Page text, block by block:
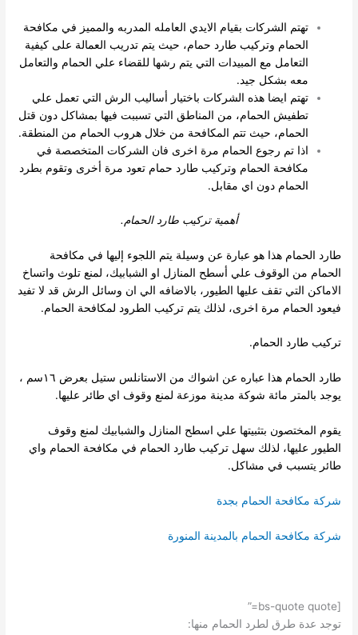
تهتم الشركات بقيام الايدي العامله المدربه والمميز في مكافحة
الحمام وتركيب طارد حمام، حيث يتم تدريب العمالة على كيفية
التعامل مع المبيدات التي يتم رشها للقضاء علي الحمام والتعامل
معه بشكل جيد.
تهتم ايضا هذه الشركات باختيار أساليب الرش التي تعمل علي
تطفيش الحمام، من المناطق التي تسببت فيها بمشاكل دون قتل
الحمام، حيث تتم المكافحة من خلال هروب الحمام من المنطقة.
اذا تم رجوع الحمام مرة اخرى فان الشركات المتخصصة في
مكافحة الحمام وتركيب طارد حمام تعود مرة أخرى وتقوم بطرد
الحمام دون اي مقابل.
أهمية تركيب طارد الحمام.
طارد الحمام هذا هو عبارة عن وسيلة يتم اللجوء إليها في مكافحة
الحمام من الوقوف علي أسطح المنازل او الشبابيك، لمنع تلوث واتساخ
الاماكن التي تقف عليها الطيور، بالاضافه الي ان وسائل الرش قد لا تفيد
فيعود الحمام مرة اخرى، لذلك يتم تركيب الطرود لمكافحة الحمام.
تركيب طارد الحمام.
طارد الحمام هذا عباره عن اشواك من الاستانلس ستيل بعرض ١٦سم ،
يوجد بالمتر مائة شوكة مدينة موزعة لمنع وقوف اي طائر عليها.
يقوم المختصون بتثبيتها علي اسطح المنازل والشبابيك لمنع وقوف
الطيور عليها، لذلك سهل تركيب طارد الحمام في مكافحة الحمام واي
طائر يتسبب في مشاكل.
شركة مكافحة الحمام بجدة
شركة مكافحة الحمام بالمدينة المنورة
[bs-quote quote=”
توجد عدة طرق لطرد الحمام منها: